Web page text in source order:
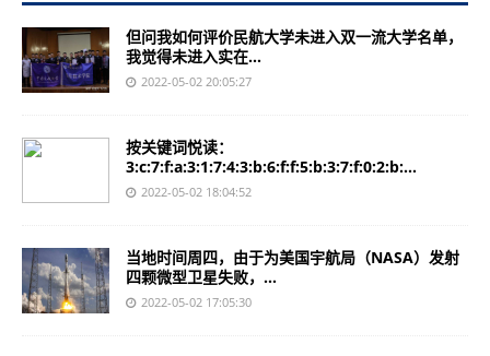
但问我如何评价民航大学未进入双一流大学名单，
我觉得未进入实在...
2022-05-02 20:05:27
按关键词悦读：
3:c:7:f:a:3:1:7:4:3:b:6:f:f:5:b:3:7:f:0:2:b:...
2022-05-02 18:04:52
当地时间周四，由于为美国宇航局（NASA）发射
四颗微型卫星失败，...
2022-05-02 17:05:30